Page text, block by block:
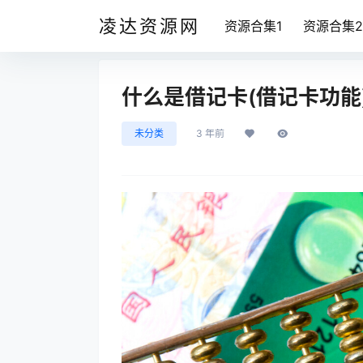
凌达资源网 资源合集1 资源合集2
什么是借记卡(借记卡功
未分类 3 年前